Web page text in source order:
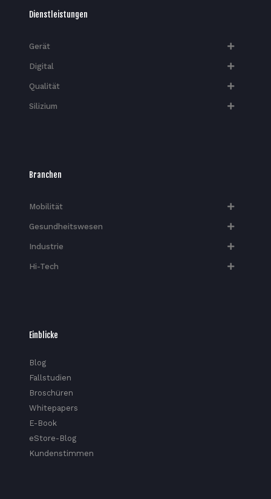
Dienstleistungen
Gerät
Digital
Qualität
Silizium
Branchen
Mobilität
Gesundheitswesen
Industrie
Hi-Tech​
Einblicke
Blog
Fallstudien
Broschüren
Whitepapers
E-Book
eStore-Blog
Kundenstimmen